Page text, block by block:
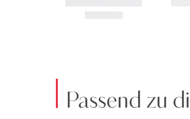
Passend zu